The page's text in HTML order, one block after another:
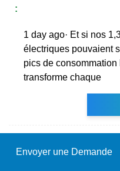
:
1 day ago· Et si nos
électriques pouvaient
pics de
transforme chaque
Envoyer une Demande